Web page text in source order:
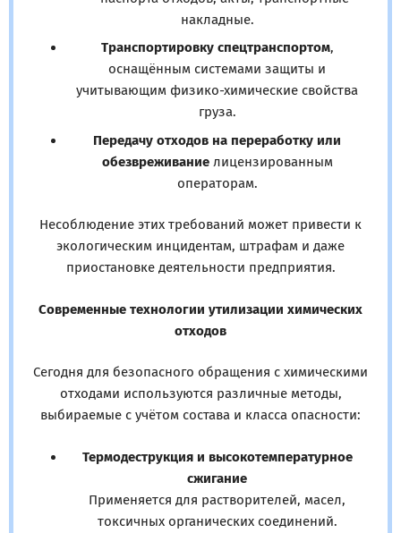
накладные.
Транспортировку спецтранспортом,
оснащённым системами защиты и
учитывающим физико-химические свойства
груза.
Передачу отходов на переработку или
обезвреживаниелицензированным
операторам.
Несоблюдение этих требований может привести к
экологическим инцидентам, штрафам и даже
приостановке деятельности предприятия.
Современные технологии утилизации химических
отходов
Сегодня для безопасного обращения с химическими
отходами используются различные методы,
выбираемые с учётом состава и класса опасности:
Термодеструкция и высокотемпературное
сжигание
Применяется для растворителей, масел,
токсичных органических соединений.